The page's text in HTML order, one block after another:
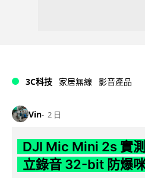
3C科技 家居無線 影音產品
Vin 2 日
DJI Mic Mini 2s 實
立錄音 32-bit 防爆